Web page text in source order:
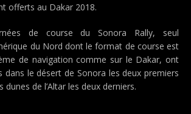
offerts au Dakar 2018.
de course du Sonora Rally, seul
du Nord dont le format de course est
de navigation comme sur le Dakar, ont
dans le désert de Sonora les deux premiers
dunes de l’Altar les deux derniers.